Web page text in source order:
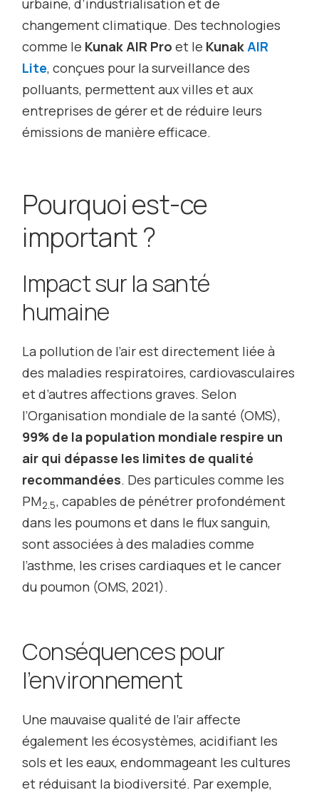
urbaine, d’industrialisation et de
changement climatique. Des technologies
comme le Kunak AIR Pro et le KunakAIR
Lite, conçues pour la surveillance des
polluants, permettent aux villes et aux
entreprises de gérer et de réduire leurs
émissions de manière efficace.
Pourquoi est-ce
important ?
Impact sur la santé
humaine
La pollution de l’air est directement liée à
des maladies respiratoires, cardiovasculaires
et d’autres affections graves. Selon
l’Organisation mondiale de la santé (OMS),
99% de la population mondiale respire un
air qui dépasse les limites de qualité
recommandées. Des particules comme les
PM2.5, capables de pénétrer profondément
dans les poumons et dans le flux sanguin,
sont associées à des maladies comme
l’asthme, les crises cardiaques et le cancer
du poumon (OMS, 2021).
Conséquences pour
l’environnement
Une mauvaise qualité de l’air affecte
également les écosystèmes, acidifiant les
sols et les eaux, endommageant les cultures
et réduisant la biodiversité. Par exemple,